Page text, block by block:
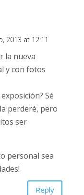
2013 at 12:11
la nueva
y con fotos
Sé
perderé, pero
ser
personal sea
Reply